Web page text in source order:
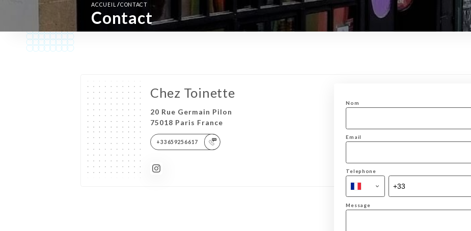
ACCUEIL/CONTACT
Contact
Chez Toinette
20 Rue Germain Pilon
75018 Paris France
+33659256617
Nom
Email
Telephone
Message